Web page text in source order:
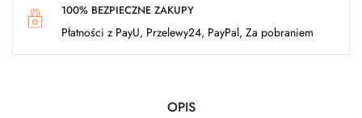
100% BEZPIECZNE ZAKUPY
Płatności z PayU, Przelewy24, PayPal, Za pobraniem
OPIS